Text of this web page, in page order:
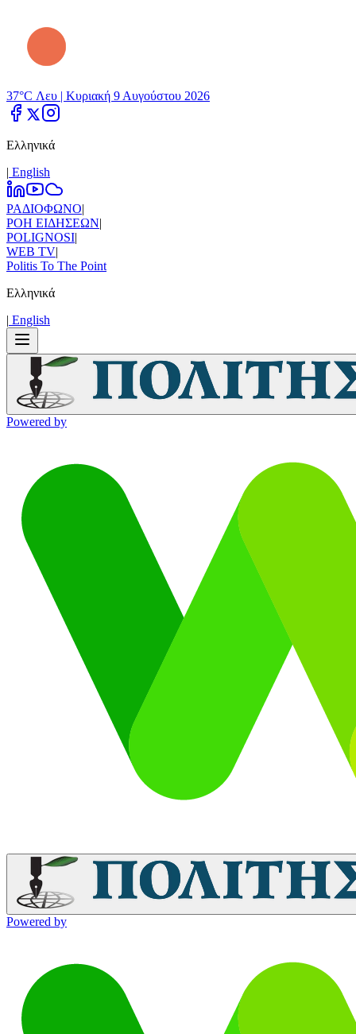
37°C Λευ | Κυριακή 9 Αυγούστου 2026
Ελληνικά
| Εnglish
ΡΑΔΙΟΦΩΝΟ|
ΡΟΗ ΕΙΔΗΣΕΩΝ|
POLIGNOSI|
WEB TV|
Politis To The Point
Ελληνικά
| Εnglish
Powered by
Powered by